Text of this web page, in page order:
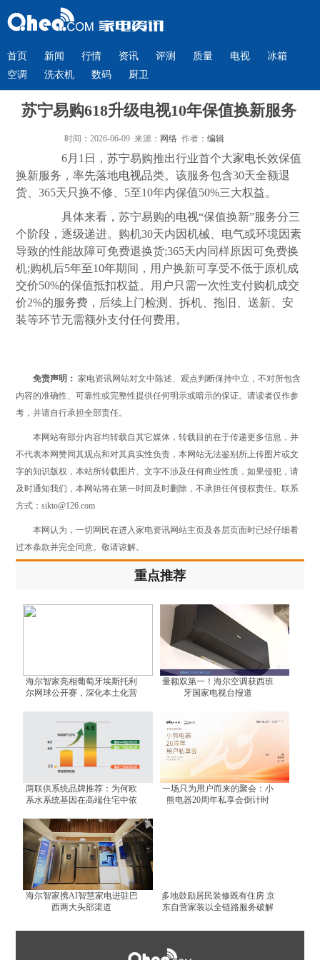
首页 新闻 行情 资讯 评测 质量 电视
冰箱
空调
洗衣机 数码 厨卫
苏宁易购618升级电视10年保值换新服务
时间：2026-06-09 来源： 网络作者： 编辑
6月1日，苏宁易购推出行业首个大家电长效保值
换新服务，率先落地电视品类。该服务包含30天全额退
货、365天只换不修、5至10年内保值50%三大权益。
具体来看，苏宁易购的电视“保值换新”服务分三
个阶段，逐级递进。购机30天内因机械、电气或环境因素
导致的性能故障可免费退换货;365天内同样原因可免费换
机;购机后5年至10年期间，用户换新可享受不低于原机成
交价50%的保值抵扣权益。用户只需一次性支付购机成交
价2%的服务费，后续上门检测、拆机、拖旧、送新、安
装等环节无需额外支付任何费用。
免责声明： 家电资讯网站对文中陈述、观点判断保持中立，不对所包含
内容的准确性、可靠性或完整性提供任何明示或暗示的保证。请读者仅作参
考，并请自行承担全部责任。
本网站有部分内容均转载自其它媒体，转载目的在于传递更多信息，并
不代表本网赞同其观点和对其真实性负责，本网站无法鉴别所上传图片或文
字的知识版权，本站所转载图片、文字不涉及任何商业性质，如果侵犯，请
及时通知我们，本网站将在第一时间及时删除，不承担任何侵权责任。联系
方式：sikto@126.com
本网认为，一切网民在进入家电资讯网站主页及各层页面时已经仔细看
过本条款并完全同意。敬请谅解。
重点推荐
海尔智家亮相葡萄牙埃斯托利
尔网球公开赛，深化本土化营
量额双第一！海尔空调获西班
牙国家电视台报道
两联供系统品牌推荐：为何欧
系水系统基因在高端住宅中依
一场只为用户而来的聚会：小
熊电器20周年私享会倒计时
海尔智家携AI智慧家电进驻巴
西两大头部渠道
多地鼓励居民装修既有住房 京
东自营家装以全链路服务破解